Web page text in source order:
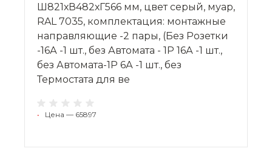
Ш821хВ482хГ566 мм, цвет серый, муар,
RAL 7035, комплектация: монтажные
направляющие -2 пары, (Без Розетки
-16А -1 шт., без Автомата - 1P 16А -1 шт.,
без Автомата-1P 6А -1 шт., без
Термостата для ве
• Цена — 65897